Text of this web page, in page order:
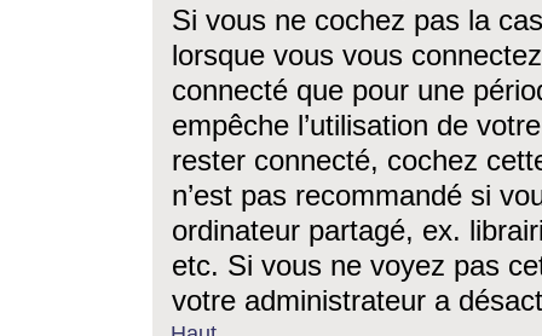
Si vous ne cochez pas la
lorsque vous vous
connecté que pour une
empêche l’utilisation de
rester connecté, cochez
n’est pas recommandé si
ordinateur partagé, ex.
etc. Si vous ne voyez pas
votre administrateur a